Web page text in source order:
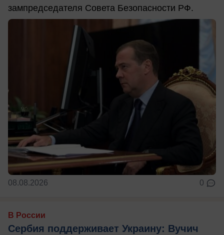
зампредседателя Совета Безопасности РФ.
08.08.2026 0
В России
Сербия поддерживает Украину: Вучич